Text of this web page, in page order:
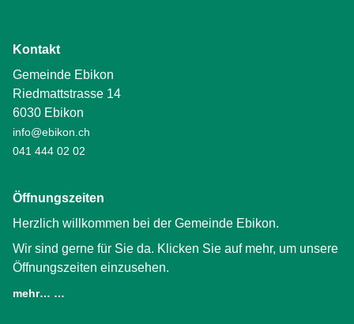
Kontakt
Gemeinde Ebikon
Riedmattstrasse 14
6030 Ebikon
info@ebikon.ch
041 444 02 02
Öffnungszeiten
Herzlich willkommen bei der Gemeinde Ebikon.
Wir sind gerne für Sie da. Klicken Sie auf mehr, um unsere
Öffnungszeiten einzusehen.
mehr… …